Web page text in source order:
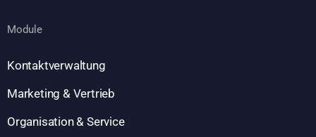
Module
Kontaktverwaltung
Marketing & Vertrieb
Organisation & Service